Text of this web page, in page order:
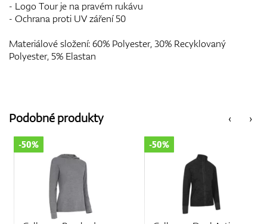
- Logo Tour je na pravém rukávu
- Ochrana proti UV záření 50
Materiálové složení: 60% Polyester, 30% Recyklovaný
Polyester, 5% Elastan
‹
Podobné produkty ›
-50% -50%